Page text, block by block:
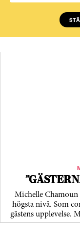
Michelle Chamoun
högsta nivå. Som
gästens upp­levelse.